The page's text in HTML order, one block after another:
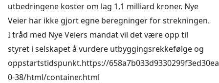
utbedringene koster om lag 1,1 milliard kroner. Nye
Veier har ikke gjort egne beregninger for strekningen.
I tråd med Nye Veiers mandat vil det være opp til
styret i selskapet å vurdere utbyggingsrekkefølge og
oppstartstidspunkt.https://
0-38/html/container.html